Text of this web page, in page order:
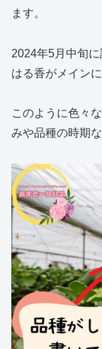
ます。
2024年5月中旬
はる香がメインに
このように色々
みや品種の時期